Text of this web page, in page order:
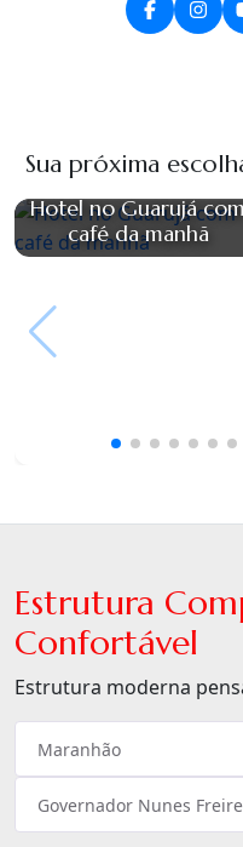
Sua próxima
Hotel no Guarujá com
café da manhã
Estrutura
Confortável
Estrutura moderna
Maranhão
Governador Nunes Freire